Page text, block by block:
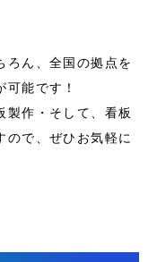
ろん、全国の拠点を
能です！
製作・そして、看板
ので、ぜひお気軽に